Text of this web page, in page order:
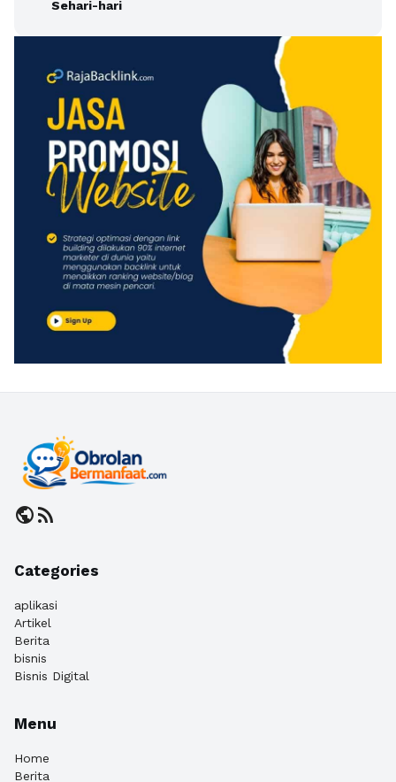
Sehari-hari
publicrss_feed
Categories
aplikasi
Artikel
Berita
bisnis
Bisnis Digital
Menu
Home
Berita